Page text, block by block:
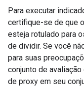
Para executar
certifique-se de que
esteja rotulado para
de dividir. Se você
para suas
conjunto de
de proxy em seu